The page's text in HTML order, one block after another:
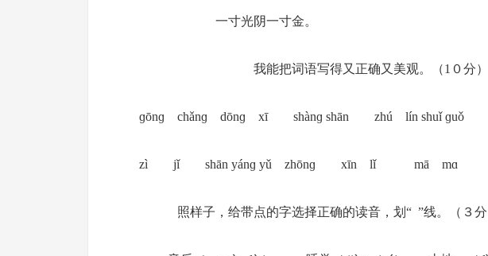
一寸光阴一寸金。
我能把词语写得又正确又美观。（1０分）
ɡōnɡ chǎnɡ dōnɡ xī shànɡ shān zhú lín shuǐ ɡuǒ
zì jǐ shān yánɡ yǔ zhōnɡ xīn lǐ mā mɑ
照样子，给带点的字选择正确的读音，划“ ”线。（３分